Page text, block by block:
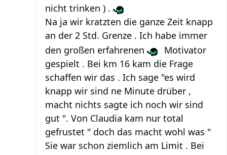
nicht trinken ) .
Na ja wir kratzten die ganze Zeit knapp
an der 2 Std. Grenze . Ich habe immer
den großen erfahrenen
Motivator
gespielt . Bei km 16 kam die Frage
schaffen wir das . Ich sage "es wird
knapp wir sind ne Minute drüber ,
macht nichts sagte ich noch wir sind
gut ". Von Claudia kam nur total
gefrustet " doch das macht wohl was "
Sie war schon ziemlich am Limit . Bei